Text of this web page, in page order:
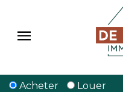
Acheter Louer